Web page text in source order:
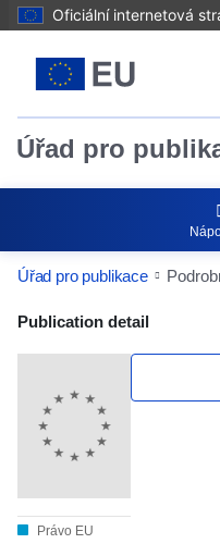
Oficiální internetová
Úřad pro
Úřad pro publikace
Publication Detail
Publication detail
Právo EU